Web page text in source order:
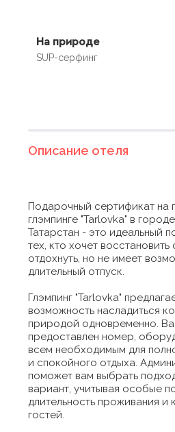
На природе
SUP-серфинг
Описание отеля
Подарочный сертификат на
глэмпинге "Tarlovka" в
Татарстан - это идеальный
тех, кто хочет восстановить
отдохнуть, но не имеет
длительный отпуск.
Глэмпинг "Tarlovka"
возможность насладиться
природой одновременно.
предоставлен номер,
всем необходимым для
и спокойного отдыха.
поможет вам выбрать
вариант, учитывая особые
длительность проживания и
гостей.